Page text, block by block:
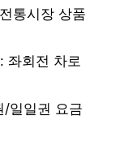
통시장 상품
좌회전 차로
/일일권 요금